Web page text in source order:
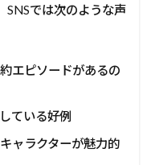
SNSでは次のような声
エピソードがあるの
ている好例
ャラクターが魅力的